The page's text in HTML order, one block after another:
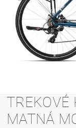
TREKOVÉ
MATNÁ